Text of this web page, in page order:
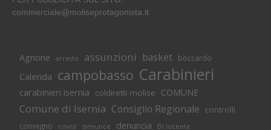
commerciale@moliseprotagonista.it
Agnone arresto assunzioni basket boccardo
Calenda campobasso Carabinieri
carabinieri isernia coldiretti molise COMUNE
Comune di Isernia Consiglio Regionale controlli
convegno covid denunce denuncia Di lucente